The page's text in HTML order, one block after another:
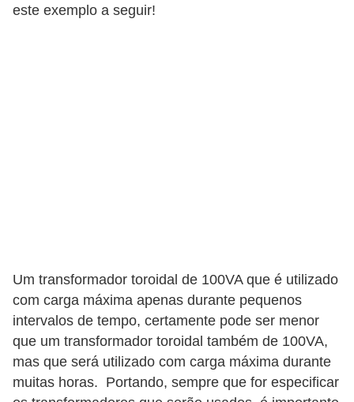
este exemplo a seguir!
Um transformador toroidal de 100VA que é utilizado
com carga máxima apenas durante pequenos
intervalos de tempo, certamente pode ser menor
que um transformador toroidal também de 100VA,
mas que será utilizado com carga máxima durante
muitas horas. Portando, sempre que for especificar
a
d
e
I
s